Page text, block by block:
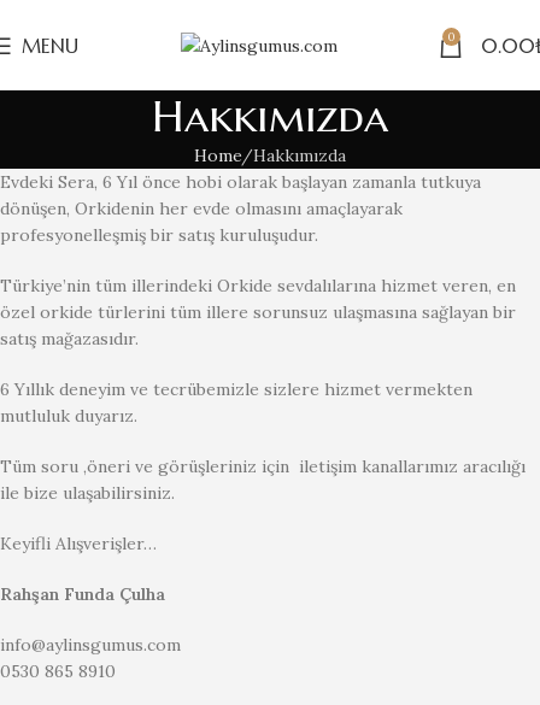
MENU 0 0.00
Hakkımızda
Home Hakkımızda
Evdeki Sera, 6 Yıl önce hobi olarak başlayan zamanla tutkuya
dönüşen, Orkidenin her evde olmasını amaçlayarak
profesyonelleşmiş bir satış kuruluşudur.
Türkiye’nin tüm illerindeki Orkide sevdalılarına hizmet veren, en
özel orkide türlerini tüm illere sorunsuz ulaşmasına sağlayan bir
satış mağazasıdır.
6 Yıllık deneyim ve tecrübemizle sizlere hizmet vermekten
mutluluk duyarız.
Tüm soru ,öneri ve görüşleriniz için iletişim kanallarımız aracılığı
ile bize ulaşabilirsiniz.
Keyifli Alışverişler…
Rahşan Funda Çulha
info@aylinsgumus.com
0530 865 8910